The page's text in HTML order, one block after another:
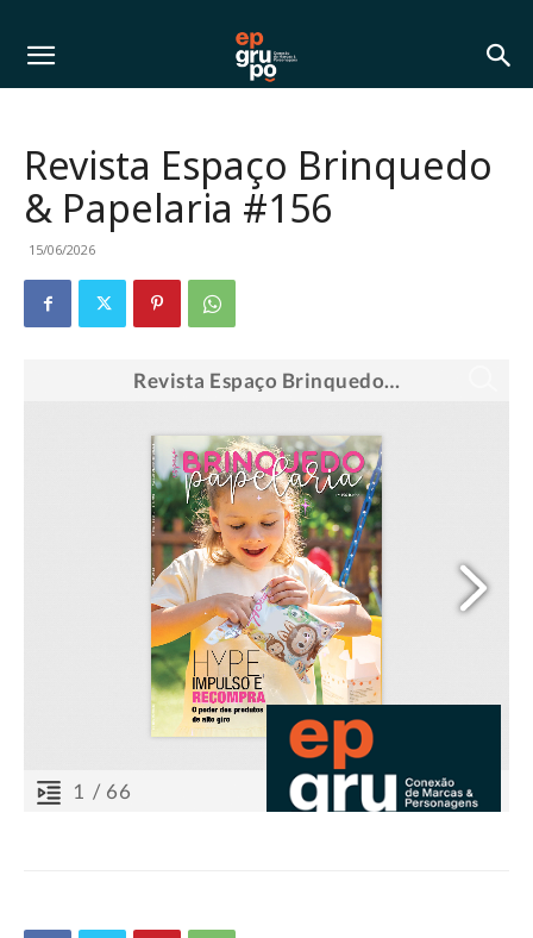
Revista Espaço Brinquedo
& Papelaria #156
15/06/2026